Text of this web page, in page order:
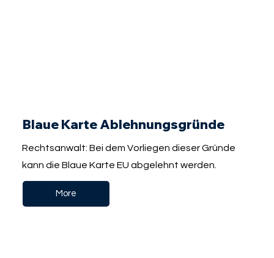
Blaue Karte Ablehnungsgründe
Rechtsanwalt: Bei dem Vorliegen dieser Gründe
kann die Blaue Karte EU abgelehnt werden.
More